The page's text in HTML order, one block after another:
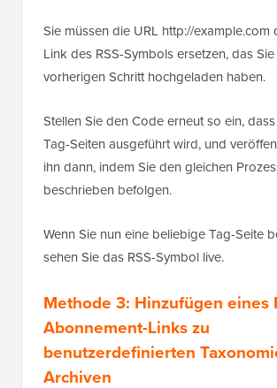
Sie müssen die URL http://example.com
Link des RSS-Symbols ersetzen, das Sie
vorherigen Schritt hochgeladen haben.
Stellen Sie den Code erneut so ein,
Tag-Seiten ausgeführt wird, und
ihn dann, indem Sie den gleichen
beschrieben befolgen.
Wenn Sie nun eine beliebige Tag-Seite
sehen Sie das RSS-Symbol live.
Methode 3: Hinzufügen eines
Abonnement-Links zu
benutzerdefinierten
Archiven